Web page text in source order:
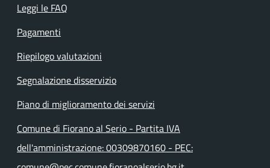
Leggi le FAQ
Pagamenti
Riepilogo valutazioni
Segnalazione disservizio
Piano di miglioramento dei servizi
Comune di Fiorano al Serio - Partita IVA
dell'amministrazione: 00309870160 - PEC: